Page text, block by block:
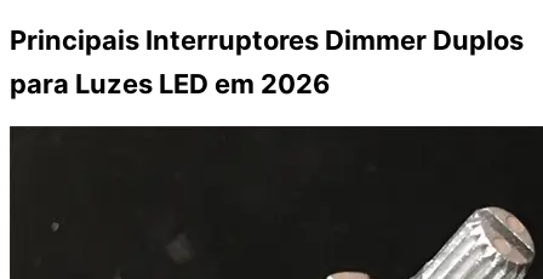
Principais Interruptores Dimmer Duplos
para Luzes LED em 2026